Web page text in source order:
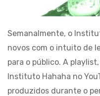
Semanalmente, o
novos com o intuito de
para o público. A
Instituto Hahaha no
produzidos durante o